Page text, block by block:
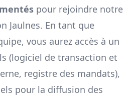
pour rejoindre notre
Jaulnes. En tant que
vous aurez accès à un
(logiciel de transaction et
registre des mandats),
pour la diffusion des